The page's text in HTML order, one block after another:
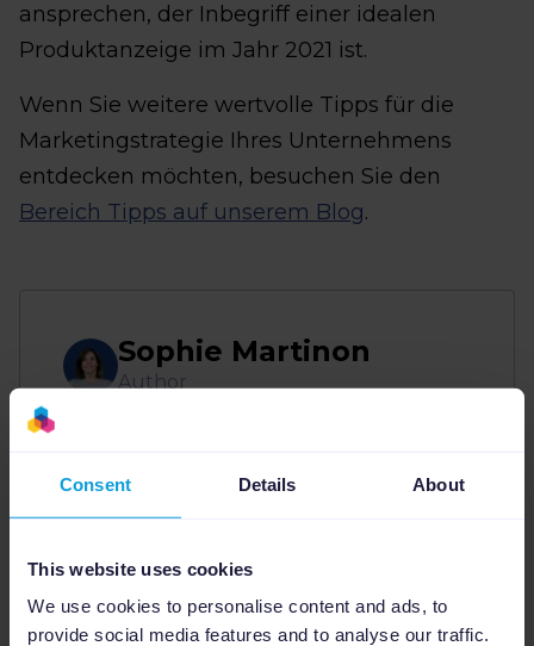
Consent Details About
This website uses cookies
We use cookies to personalise content and ads, to
provide social media features and to analyse our traffic.
ansprechen, der Inbegriff einer idealen
Produktanzeige im Jahr 2021 ist.
Wenn Sie weitere wertvolle Tipps für die
Marketingstrategie Ihres Unternehmens
entdecken möchten, besuchen Sie den
Bereich Tipps auf unserem Blog.
Sophie Martinon
Author
leitet die Go-to-Market-Strategie für
Channable Creatives und den Dynamic
und Multichannel-Kampagnen entwickelt
wurde. Mit über einem Jahrzehnt
Erfahrung in den Bereichen Advertising